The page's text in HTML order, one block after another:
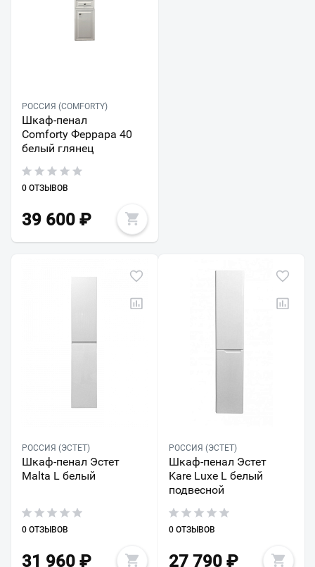
РОССИЯ (COMFORTY)
Шкаф-пенал
Comforty Феррара 40
белый глянец
0 ОТЗЫВОВ
39 600 ₽
РОССИЯ (ЭСТЕТ)
Шкаф-пенал Эстет
Malta L белый
0 ОТЗЫВОВ
31 960 ₽
РОССИЯ (ЭСТЕТ)
Шкаф-пенал Эстет
Kare Luxe L белый
подвесной
0 ОТЗЫВОВ
27 790₽